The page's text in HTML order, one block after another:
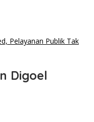
Pelayanan Publik Tak
Digoel